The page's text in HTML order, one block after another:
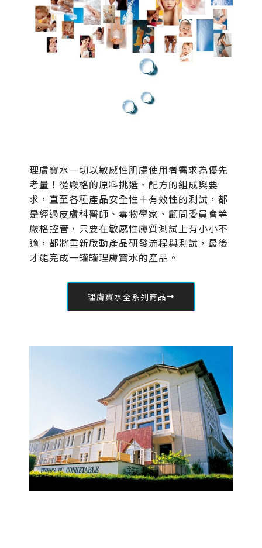
理膚寶水一切以敏感性肌膚使用者需求為優先
考量！從嚴格的原料挑選、配方的組成與要
求，直至各種產品安全性＋有效性的測試，都
是經過皮膚科醫師、毒物學家、顧問委員會等
嚴格控管，只要在敏感性膚質測試上有小小不
適，都將重新啟動產品研發流程與測試，最後
才能完成一罐罐理膚寶水的產品。
理膚寶水全系列商品